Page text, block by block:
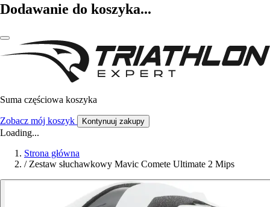
Dodawanie do koszyka...
Suma częściowa koszyka
Zobacz mój koszyk Kontynuuj zakupy
Loading...
Strona główna
/ Zestaw słuchawkowy Mavic Comete Ultimate 2 Mips